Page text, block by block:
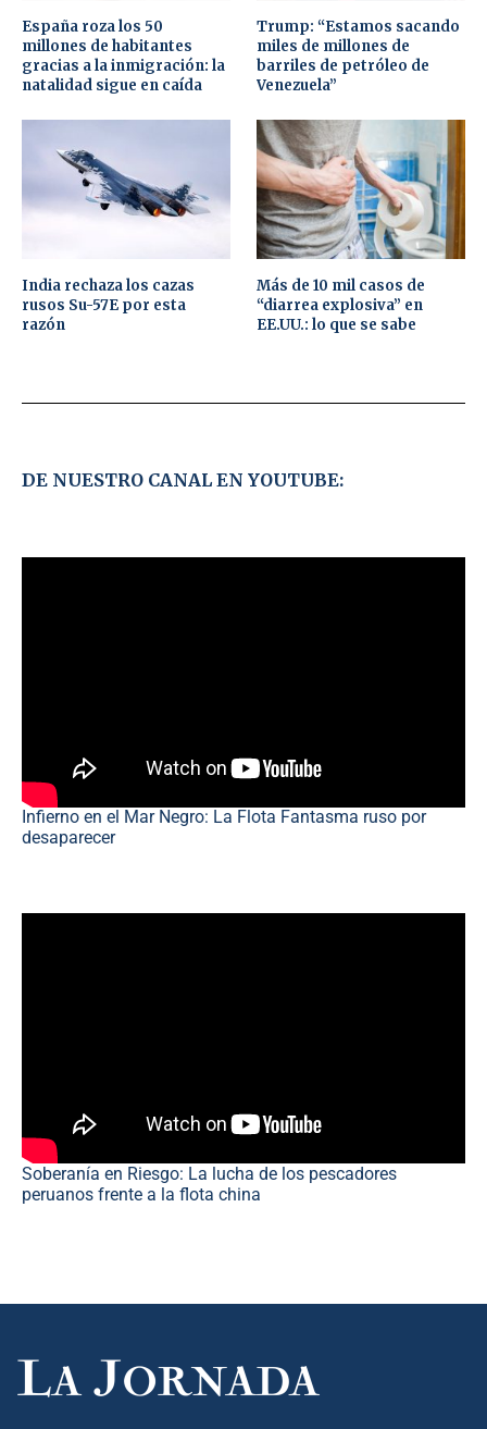
España roza los 50
millones de habitantes
gracias a la inmigración: la
natalidad sigue en caída
Trump: “Estamos sacando
miles de millones de
barriles de petróleo de
Venezuela”
India rechaza los cazas
rusos Su-57E por esta
razón
Más de 10 mil casos de
“diarrea explosiva” en
EE.UU.: lo que se sabe
DE NUESTRO CANAL EN YOUTUBE:
Infierno en el Mar Negro: La Flota Fantasma ruso por
desaparecer
Soberanía en Riesgo: La lucha de los pescadores
peruanos frente a la flota china